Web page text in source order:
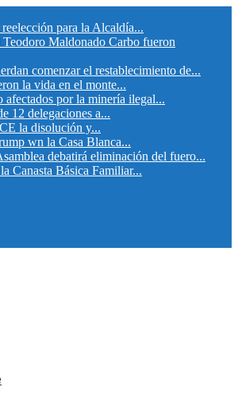
para la Alcaldía...
Maldonado Carbo fueron
comenzar el restablecimiento de...
la vida en el monte...
afectados por la minería ilegal...
12 delegaciones a...
la disolución y...
wn la Casa Blanca...
debatirá eliminación del fuero...
Canasta Básica Familiar...